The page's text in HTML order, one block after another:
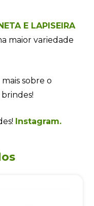
E LAPISEIRA
maior variedade
sobre o
Instagram.